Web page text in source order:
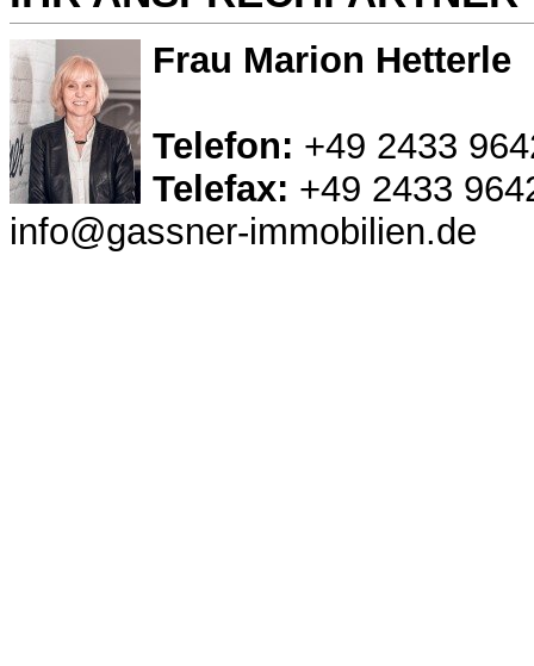
Frau Marion Hetterle
Telefon: +49 2433
Telefax: +49 2433
info@gassner-immobilien.de